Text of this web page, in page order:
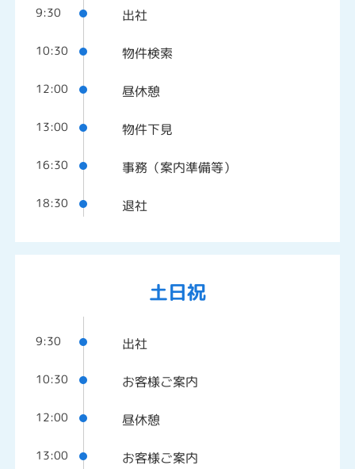
9:30 出社
10:30 物件検索
12:00 昼休憩
13:00 物件下見
16:30 事務（案内準備等）
18:30 退社
土日祝
9:30 出社
10:30 お客様ご案内
12:00 昼休憩
13:00 お客様ご案内